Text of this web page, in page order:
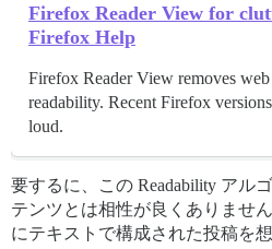
Firefox Reader View for
Firefox Help
Firefox Reader View removes
readability. Recent Firefox
loud.
要するに、この Readability アル
テンツとは相性が良くありませ
にテキストで構成された投稿を